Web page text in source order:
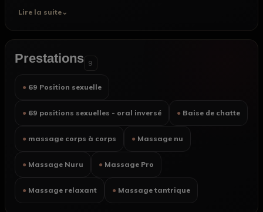
Lire la suite⌄
Prestations 9
● 69 Position sexuelle
● 69 positions sexuelles - oral inversé ● Baise de chatte
● massage corps à corps ● Massage nu
● Massage Nuru ● Massage Pro
● Massage relaxant ● Massage tantrique